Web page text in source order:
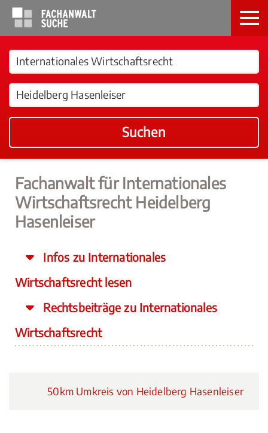
Suchen
Fachanwalt für Internationales
Wirtschaftsrecht Heidelberg
Hasenleiser
Infos zu Internationales
Wirtschaftsrecht lesen
Rechtsbeiträge zu Internationales
Wirtschaftsrecht
50km Umkreis von Heidelberg Hasenleiser